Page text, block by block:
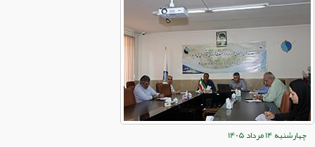
چهارشنبه 14 مرداد 1405